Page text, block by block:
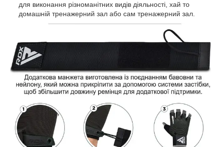
для виконання різноманітних видів діяльності, хай то
домашній тренажерний зал або сам тренажерний зал.